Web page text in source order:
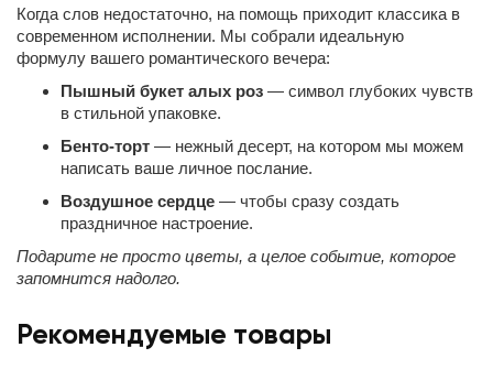
Когда слов недостаточно, на помощь приходит классика в
современном исполнении. Мы собрали идеальную
формулу вашего романтического вечера:
Пышный букет алых роз — символ глубоких чувств
в стильной упаковке.
Бенто-торт — нежный десерт, на котором мы можем
написать ваше личное послание.
Воздушное сердце — чтобы сразу создать
праздничное настроение.
Подарите не просто цветы, а целое событие, которое
запомнится надолго.
Рекомендуемые товары